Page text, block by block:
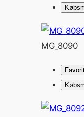
MG_8090